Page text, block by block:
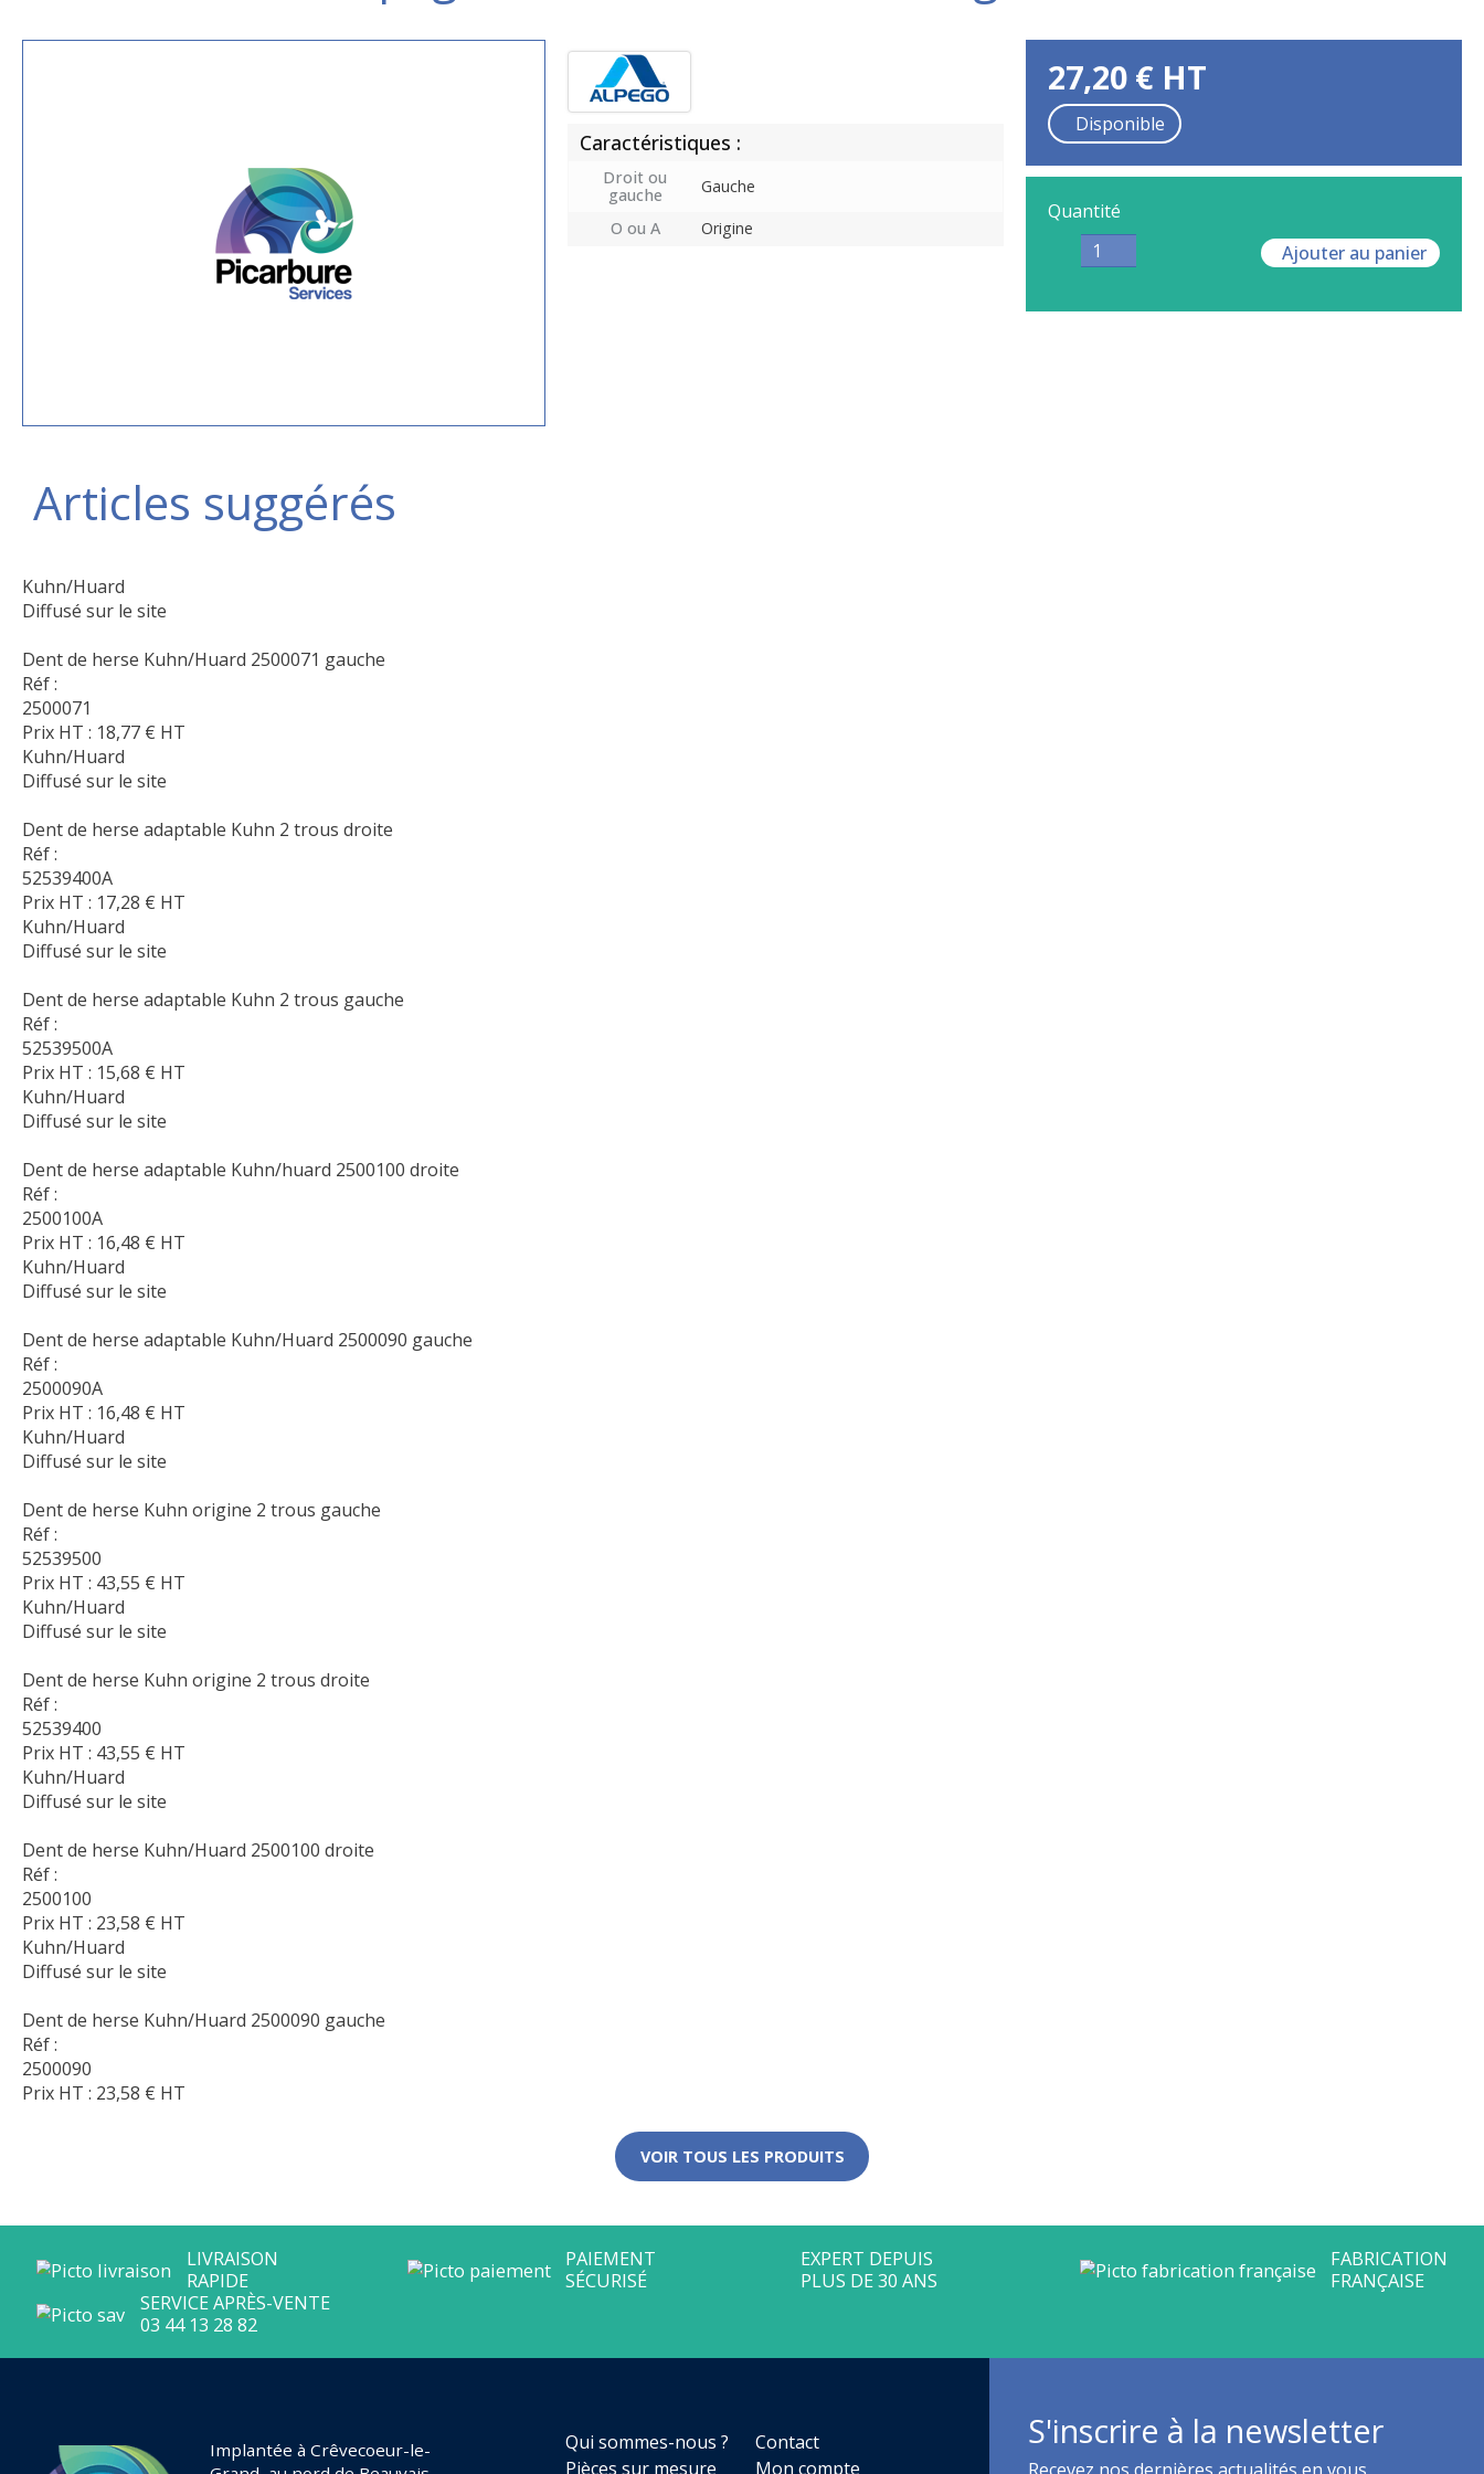
Caractéristiques :
Droit ou
gauche
Gauche
O ou A
Origine
27,20 € HT
Disponible
Quantité
Ajouter au panier
Articles suggérés
Kuhn/Huard
Diffusé sur le site
Dent de herse Kuhn/Huard 2500071 gauche
Réf :
2500071
Prix HT : 18,77 € HT
Kuhn/Huard
Diffusé sur le site
Dent de herse adaptable Kuhn 2 trous droite
Réf :
52539400A
Prix HT : 17,28 € HT
Kuhn/Huard
Diffusé sur le site
Dent de herse adaptable Kuhn 2 trous gauche
Réf :
52539500A
Prix HT : 15,68 € HT
Kuhn/Huard
Diffusé sur le site
Dent de herse adaptable Kuhn/huard 2500100 droite
Réf :
2500100A
Prix HT : 16,48 € HT
Kuhn/Huard
Diffusé sur le site
Dent de herse adaptable Kuhn/Huard 2500090 gauche
Réf :
2500090A
Prix HT : 16,48 € HT
Kuhn/Huard
Diffusé sur le site
Dent de herse Kuhn origine 2 trous gauche
Réf :
52539500
Prix HT : 43,55 € HT
Kuhn/Huard
Diffusé sur le site
Dent de herse Kuhn origine 2 trous droite
Réf :
52539400
Prix HT : 43,55 € HT
Kuhn/Huard
Diffusé sur le site
Dent de herse Kuhn/Huard 2500100 droite
Réf :
2500100
Prix HT : 23,58 € HT
Kuhn/Huard
Diffusé sur le site
Dent de herse Kuhn/Huard 2500090 gauche
Réf :
2500090
Prix HT : 23,58 € HT
VOIR TOUS LES PRODUITS
Implantée à Crêvecoeur-le-
Qui sommes-nous ?
Contact
Pièces sur mesure
Mon compte
S'inscrire à la newsletter